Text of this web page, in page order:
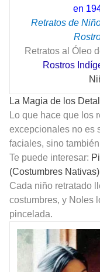
en
Retratos de
Retratos al Óleo
Rostros
La Magia de los
Lo que hace que los
excepcionales no es
faciales, sino
Te puede interesar:
(Costumbres Nativas)
Cada niño retratado
costumbres, y Noles
pincelada.